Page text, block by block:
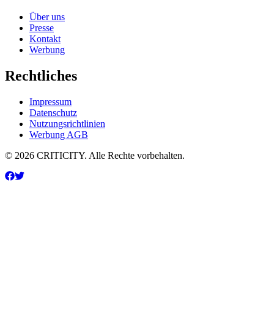
Über uns
Presse
Kontakt
Werbung
Rechtliches
Impressum
Datenschutz
Nutzungsrichtlinien
Werbung AGB
© 2026 CRITICITY. Alle Rechte vorbehalten.